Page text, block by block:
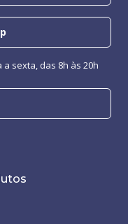
sexta, das 8h às 20h